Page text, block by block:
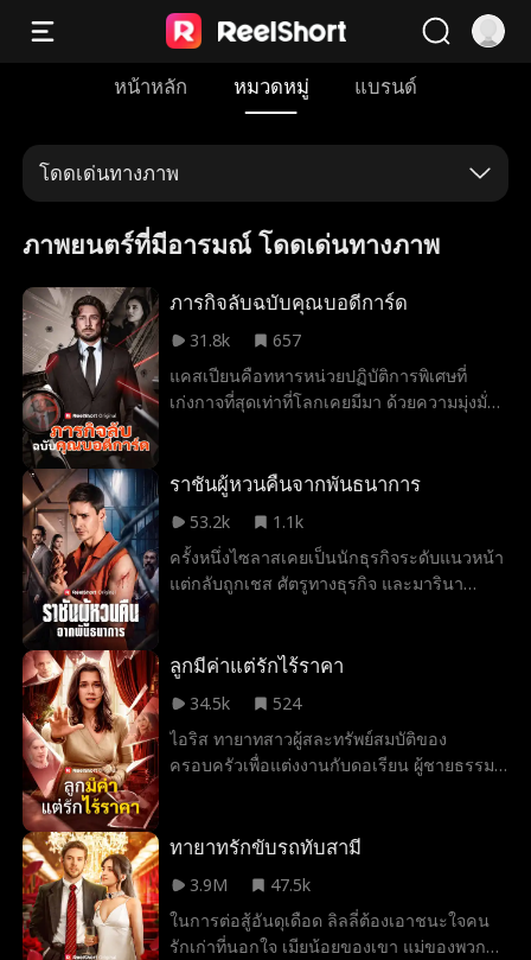
หน้าหลัก หมวดหมู่ แบรนด์
โดดเด่นทางภาพ
ภาพยนตร์ที่มีอารมณ์ โดดเด่นทางภาพ
ภารกิจลับฉบับคุณบอดีการ์ด
31.8k
657
แคสเปียนคือทหารหน่วยปฏิบัติการพิเศษที่
เก่งกาจที่สุดเท่าที่โลกเคยมีมา ด้วยความมุ่งมั่น
คุ้มครองโคลอี้ บรูกส์ ซีอีโออัจฉริยะผู้ค้นพบวิธี
ต่อเนื่องจากผู้มีอำนาจและผู้ละโมบที่ต้องการ
ยึดครองยารักษาโรคดังกล่าวเพื่อผลกำไรของ
ตนเอง โคลอี้จึงต้องทำทุกวิถีทางเพื่อปกป้องดิวี
แคสเปียน ชายผู้คอยช่วยชีวิตเธอครั้งแล้วครั้ง
ถึงมีทักษะการต่อสู้ที่เหนือชั้นแบบนั้น และโคล
อี้จะสามารถไว้วางใจเขาได้หรือไม่ ในเมื่อการ
พบกันครั้งแรกของทั้งสองจบลงที่วันไนต์
ราชันผู้หวนคืนจากพันธนาการ
53.2k
1.1k
ครั้งหนึ่งไซลาสเคยเป็นนักธุรกิจระดับแนวหน้า
แต่กลับถูกเชส ศัตรูทางธุรกิจ และมารินา
กลั่นแกล้งอย่างโหดร้าย กระทั่งได้พบกับเกรย์
เกรย์สันฝึกให้เขากลายเป็นนักสู้ผู้ไร้เทียมทาน
และช่วยลดโทษจำคุกให้ โดยแลกกับการที่ไซ
ลาสต้องช่วยล้างแค้นให้เขา ขณะเดียวกัน เอล
แม่ของเธอนอกใจ และพ่อของเธอเป็นผู้บริสุทธิ์
มารินา เขาประกาศสงครามเพื่อทวงคืนชีวิต
ของตัวเอง
ลูกมีค่าแต่รักไร้ราคา
34.5k
524
ไอริส ทายาทสาวผู้สละทรัพย์สมบัติของ
ครอบครัวเพื่อแต่งงานกับดอเรียน ผู้ชายธรรม
อย่าง (เทสซ่า) ก็ยืนกรานว่าโรงพยาบาลที่เธอ
ดอเรียนให้ย้ายไปโรงพยาบาลที่ถูกกว่า ดอเรียน
ซึ่งเป็นลูกชายติดแม่ผู้ไร้กระดูกสันหลัง ยอมทำ
ตามทุกความต้องการของเทสซ่าและเริ่มรังแก
ทายาทรักขับรถทับสามี
3.9M
47.5k
ในการต่อสู้อันดุเดือด ลิลลี่ต้องเอาชนะใจคน
รักเก่าที่นอกใจ เมียน้อยของเขา แม่ของพวก